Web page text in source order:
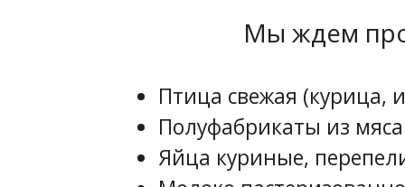
Мы ждем
Птица свежая (курица,
Полуфабрикаты из
Яйца куриные,